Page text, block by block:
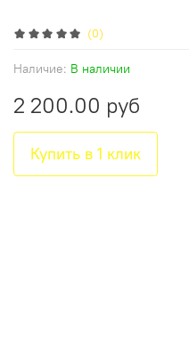
(0)
Наличие: В наличии
2 200.00 руб
Купить в 1 клик